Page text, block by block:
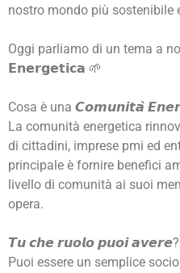
nostro mondo più sostenibile
Oggi parliamo di un tema a
𝗘𝗻𝗲𝗿𝗴𝗲𝘁𝗶𝗰𝗮 🌱
Cosa è una 𝘾𝙤𝙢𝙪𝙣𝙞𝙩𝙖̀
La comunità energetica
di cittadini, imprese pmi ed
principale è fornire benefici
livello di comunità ai suoi
opera.
𝙏𝙪 𝙘𝙝𝙚 𝙧𝙪𝙤𝙡𝙤 𝙥𝙪𝙤𝙞 𝙖𝙫𝙚𝙧𝙚?
Puoi essere un semplice